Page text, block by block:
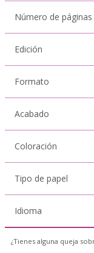
Número de páginas
Edición
Formato
Acabado
Coloración
Tipo de papel
Idioma
¿Tienes alguna queja